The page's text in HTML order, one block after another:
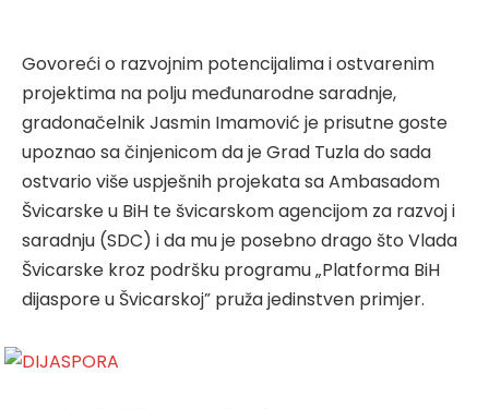
Govoreći o razvojnim potencijalima i ostvarenim
projektima na polju međunarodne saradnje,
gradonačelnik Jasmin Imamović je prisutne goste
upoznao sa činjenicom da je Grad Tuzla do sada
ostvario više uspješnih projekata sa Ambasadom
Švicarske u BiH te švicarskom agencijom za razvoj i
saradnju (SDC) i da mu je posebno drago što Vlada
Švicarske kroz podršku programu „Platforma BiH
dijaspore u Švicarskoj” pruža jedinstven primjer.